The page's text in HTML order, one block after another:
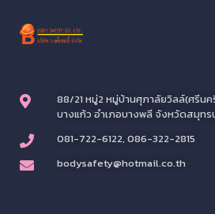
88/21 หมู่2 หมู่บ้านศุภาลัยวิลล์(ศรีน
บางแก้ว อำเภอบางพลี จังหวัดสมุทร
081-722-6122, 086-322-2815
bodysafety@hotmail.co.th